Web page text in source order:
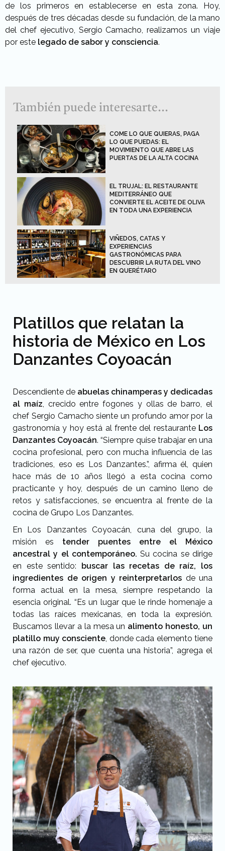
de los primeros en establecerse en esta zona. Hoy,
después de tres décadas desde su fundación, de la mano
del chef ejecutivo, Sergio Camacho, realizamos un viaje
por este legado de sabor y consciencia.
También puede interesarte...
COME LO QUE QUIERAS, PAGA
LO QUE PUEDAS: EL
MOVIMIENTO QUE ABRE LAS
PUERTAS DE LA ALTA COCINA
EL TRUJAL: EL RESTAURANTE
MEDITERRÁNEO QUE
CONVIERTE EL ACEITE DE OLIVA
EN TODA UNA EXPERIENCIA
VIÑEDOS, CATAS Y
EXPERIENCIAS
GASTRONÓMICAS PARA
DESCUBRIR LA RUTA DEL VINO
EN QUERÉTARO
Platillos que relatan la
historia de México en Los
Danzantes Coyoacán
Descendiente de abuelas chinamperas y dedicadas
al maíz , crecido entre fogones y ollas de barro, el
chef Sergio Camacho siente un profundo amor por la
gastronomía y hoy está al frente del restaurante Los
Danzantes Coyoacán. “Siempre quise trabajar en una
cocina profesional, pero con mucha influencia de las
tradiciones, eso es Los Danzantes.”, afirma él, quien
hace más de 10 años llegó a esta cocina como
practicante y hoy, después de un camino lleno de
retos y satisfacciones, se encuentra al frente de la
cocina de Grupo Los Danzantes.
En Los Danzantes Coyoacán, cuna del grupo, la
misión es tender puentes entre el México
ancestral y el contemporáneo. Su cocina se dirige
en este sentido: buscar las recetas de raíz, los
ingredientes de origen y reinterpretarlos de una
forma actual en la mesa, siempre respetando la
esencia original. “Es un lugar que le rinde homenaje a
todas las raíces mexicanas, en toda la expresión.
Buscamos llevar a la mesa un alimento honesto, un
platillo muy consciente , donde cada elemento tiene
una razón de ser, que cuenta una historia”, agrega el
chef ejecutivo.